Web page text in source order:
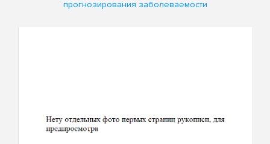
прогнозирования заболеваемости